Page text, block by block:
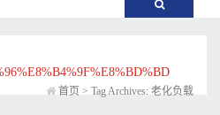
首页 > Tag Archives: 老化负载